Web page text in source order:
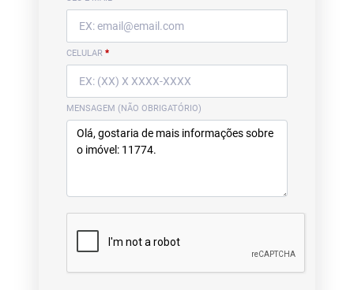
CELULAR *
MENSAGEM (NÃO OBRIGATÓRIO)